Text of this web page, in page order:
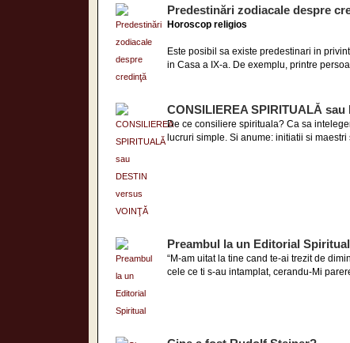
Predestinări zodiacale despre
Horoscop religios
Este posibil sa existe predestinari in
in Casa a IX-a. De exemplu, printre
CONSILIEREA SPIRITUALĂ
De ce consiliere spirituala? Ca sa
lucruri simple. Si anume: initiatii si
Preambul la un Editorial Spiritual
“M-am uitat la tine cand te-ai trezit de
cele ce ti s-au intamplat, cerandu-Mi